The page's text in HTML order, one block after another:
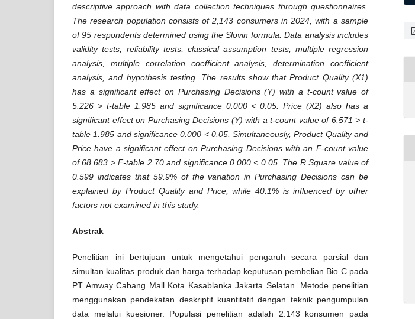
descriptive approach with data collection techniques through questionnaires.
The research population consists of 2,143 consumers in 2024, with a sample
of 95 respondents determined using the Slovin formula. Data analysis includes
validity tests, reliability tests, classical assumption tests, multiple regression
analysis, multiple correlation coefficient analysis, determination coefficient
analysis, and hypothesis testing. The results show that Product Quality (X1)
has a significant effect on Purchasing Decisions (Y) with a t-count value of
5.226 > t-table 1.985 and significance 0.000 < 0.05. Price (X2) also has a
significant effect on Purchasing Decisions (Y) with a t-count value of 6.571 > t-
table 1.985 and significance 0.000 < 0.05. Simultaneously, Product Quality and
Price have a significant effect on Purchasing Decisions with an F-count value
of 68.683 > F-table 2.70 and significance 0.000 < 0.05. The R Square value of
0.599 indicates that 59.9% of the variation in Purchasing Decisions can be
explained by Product Quality and Price, while 40.1% is influenced by other
factors not examined in this study.
Abstrak
Penelitian ini bertujuan untuk mengetahui pengaruh secara parsial dan
simultan kualitas produk dan harga terhadap keputusan pembelian Bio C pada
PT Amway Cabang Mall Kota Kasablanka Jakarta Selatan. Metode penelitian
menggunakan pendekatan deskriptif kuantitatif dengan teknik pengumpulan
data melalui kuesioner. Populasi penelitian adalah 2.143 konsumen pada